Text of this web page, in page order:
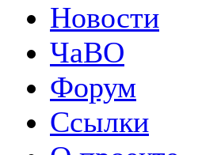
Новости
ЧаВО
Форум
Ссылки